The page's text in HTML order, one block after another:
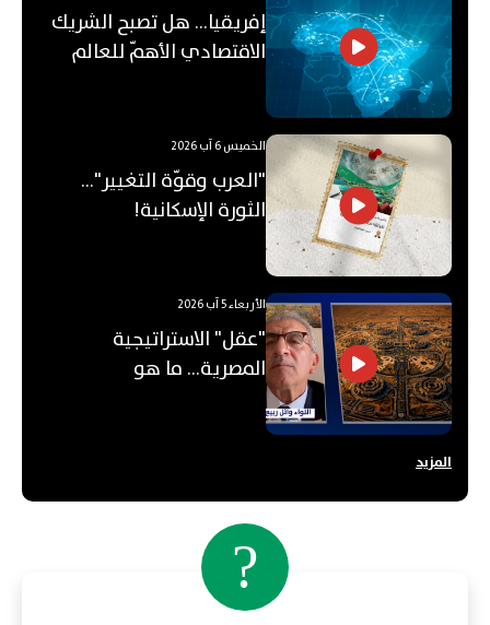
إفريقيا... هل تصبح الشريك
الاقتصادي الأهمّ للعالم
الخميس 6 آب 2026
"العرب وقوّة التغيير"...
الثورة الإسكانية!
الأربعاء 5 آب 2026
"عقل" الاستراتيجية
المصرية... ما هو
المزيد
?